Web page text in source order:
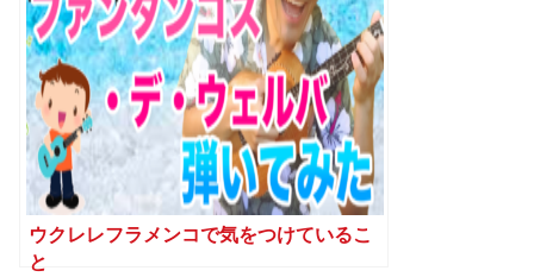
ウクレレフラメンコで気をつけているこ
と